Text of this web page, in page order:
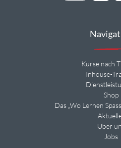
Kurse nach
Inhouse-
Shop
Das „Wo Lernen
Über
Jobs